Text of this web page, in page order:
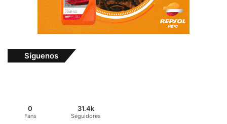
Síguenos
0
Fans
31.4k
Seguidores